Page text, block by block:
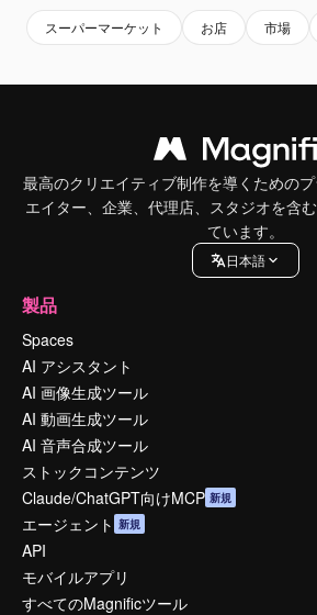
スーパーマーケット お店 市場
最高のクリエイティブ制作を導くための
エイター、企業、代理店、スタジオを含
ています。
日本語
製品
Spaces
AI アシスタント
AI 画像生成ツール
AI 動画生成ツール
AI 音声合成ツール
ストックコンテンツ
Claude/ChatGPT向けMCP 新規
エージェント 新規
API
モバイルアプリ
すべてのMagnificツール